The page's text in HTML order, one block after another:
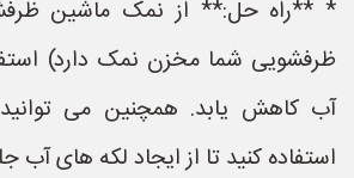
* **راه حل:** از نمک ماشین
ظرفشویی شما مخزن نمک دارد)
آب کاهش یابد. همچنین می توانید
استفاده کنید تا از ایجاد لکه های آب